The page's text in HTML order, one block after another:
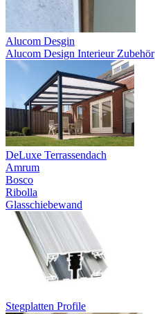
Alucom Desgin
Alucom Design Interieur Zubehör
DeLuxe Terrassendach
Amrum
Bosco
Ribolla
Glasschiebewand
Stegplatten Profile